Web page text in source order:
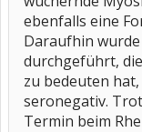
ebenfalls eine
Daraufhin
durchgeführt,
zu bedeuten
seronegativ.
Termin beim